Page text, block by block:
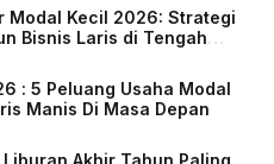
Modal Kecil 2026: Strategi
Bisnis Laris di Tengah
: 5 Peluang Usaha Modal
Manis Di Masa Depan
Akhir Tahun Paling